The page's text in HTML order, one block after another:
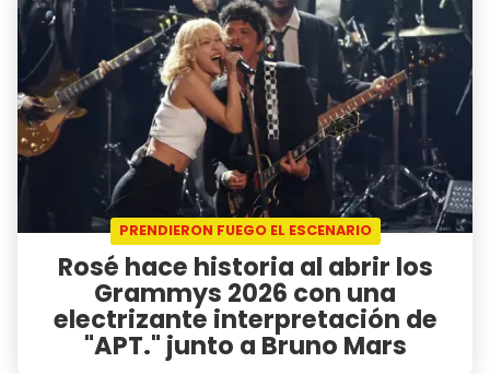
PRENDIERON FUEGO EL ESCENARIO
Rosé hace historia al abrir los
Grammys 2026 con una
electrizante interpretación de
"APT." junto a Bruno Mars